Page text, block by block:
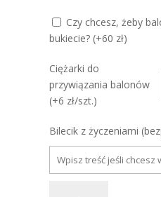
Czy chcesz, żeby
bukiecie? (+60 zł)
Ciężarki do
przywiązania balonów
(+6 zł/szt.)
Bilecik z życzeniami